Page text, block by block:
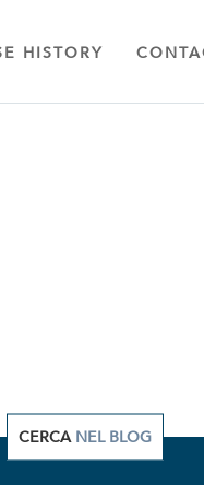
HISTORY
CERCA NEL BLOG